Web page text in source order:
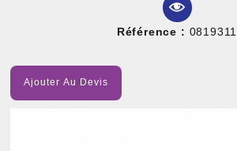
Référence : 0819311
Ajouter Au Devis